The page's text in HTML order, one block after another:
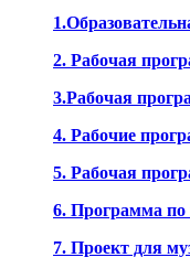
2. Рабочая
3.Рабочая
4. Рабочие
5. Рабочая
6. Программа по
7. Проект для